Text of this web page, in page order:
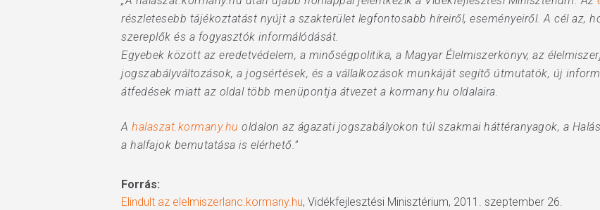
részletesebb tájékoztatást nyújt a szakterület legfontosabb híreiről, eseményeiről. A cél az,
szereplők és a fogyasztók informálódását.
Egyebek között az eredetvédelem, a minőségpolitika, a Magyar Élelmiszerkönyv, az
jogszabályváltozások, a jogsértések, és a vállalkozások munkáját segítő útmutatók, új
átfedések miatt az oldal több menüpontja átvezet a kormany.hu oldalaira.
A halaszat.kormany.hu oldalon az ágazati jogszabályokon túl szakmai háttéranyagok, a
a halfajok bemutatása is elérhető.”
Forrás:
Elindult az elelmiszerlanc.kormany.hu, Vidékfejlesztési Minisztérium, 2011. szeptember 26.